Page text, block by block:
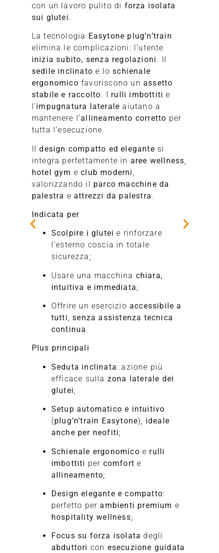
con un lavoro pulito di forza isolata
sui glutei.
La tecnologia Easytone plug’n’train
elimina le complicazioni: l’utente
inizia subito, senza regolazioni. Il
sedile inclinato e loschienale
ergonomico favoriscono un assetto
stabile e raccolto. I rulli imbottiti e
l’impugnatura laterale aiutano a
mantenere l’allineamento corretto per
tutta l’esecuzione.
Ildesign compatto ed elegante si
integra perfettamente in aree wellness
hotel gym eclub moderni
valorizzando il parco macchine da
palestra eattrezzi da palestra.
Indicata per
Scolpire i glutei e rinforzare
l’esterno coscia in totale
sicurezza;
Usare una macchina chiara,
intuitiva e immediata;
Offrire un esercizio accessibile a
tutti,senza assistenza tecnica
continua.
Plus principali
Seduta inclinata: azione più
efficace sulla zona laterale dei
glutei;
Setup automatico e intuitivo
(plug’n’train Easytone), ideale
anche per neofiti;
Schienale ergonomico e rulli
imbottiti per comfort e
allineamento;
Design elegante e compatto:
perfetto perambienti premium e
hospitality wellness;
Focus su forza isolata degli
abduttori con esecuzione guidata